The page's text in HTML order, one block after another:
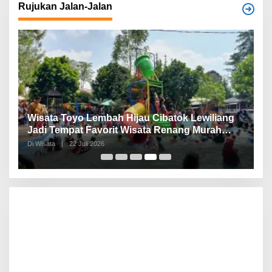
Rujukan Jalan-Jalan
Wisata Toyo Lembah Hijau Cibatok Lewiliang
Jadi Tempat Favorit Wisata Renang Murah
Meriah Sekaligus Tempat Renang Para Atlit
Bogor Barat
Di Wisata | 22 Juli 2026